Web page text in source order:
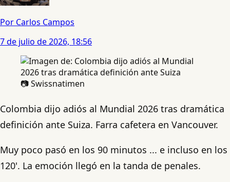
Por Carlos Campos
7 de julio de 2026, 18:56
📷 Swissnatimen
Colombia dijo adiós al Mundial 2026 tras dramática
definición ante Suiza. Farra cafetera en Vancouver.
Muy poco pasó en los 90 minutos ... e incluso en los
120'. La emoción llegó en la tanda de penales.